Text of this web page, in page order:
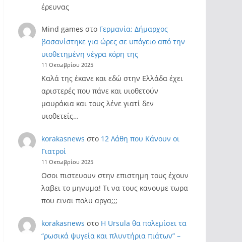
έρευνας
Mind games στο Γερμανία: Δήμαρχος
βασανίστηκε για ώρες σε υπόγειο από την
υιοθετημένη νέγρα κόρη της
11 Οκτωβρίου 2025
Καλά της έκανε και εδώ στην Ελλάδα έχει
αριστερές που πάνε και υιοθετούν
μαυράκια και τους λένε γιατί δεν
υιοθετείς…
korakasnews στο 12 Λάθη που Κάνουν οι
Γιατροί
11 Οκτωβρίου 2025
Οσοι πιστευουν στην επιστημη τους έχουν
λαβει το μηνυμα! Τι να τους κανουμε τωρα
που ειναι πολυ αργα;;;
korakasnews στο Η Ursula θα πολεμίσει τα
“ρωσικά ψυγεία και πλυντήρια πιάτων” –